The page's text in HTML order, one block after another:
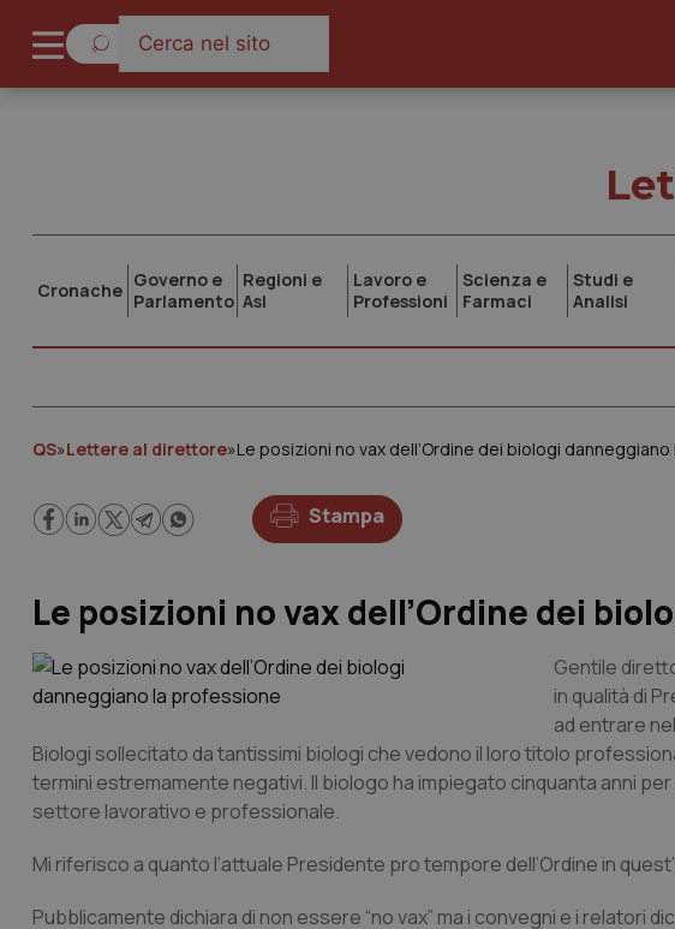
Cronache Governo e
Parlamento
Regioni e
Asl
Lavoro e
Professioni
Scienza e
Farmaci
Studi e
Analisi
QS»Lettere al direttore»Le posizioni no vax dell’Ordine dei biologi
Stampa
Le posizioni no vax dell’Ordine dei
Gentile
in qualità di
ad entrare
Biologi sollecitato da tantissimi biologi che vedono il loro titolo
termini estremamente negativi. Il biologo ha impiegato cinquanta anni
settore lavorativo e professionale.
Mi riferisco a quanto l’attuale Presidente pro tempore dell’Ordine in
Pubblicamente dichiara di non essere “no vax” ma i convegni e i relatori